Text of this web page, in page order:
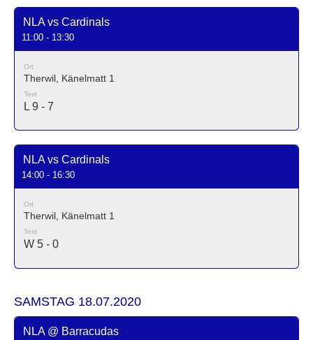
NLA vs Cardinals
11:00 - 13:30
Ort
Therwil, Känelmatt 1
Text
L 9 - 7
NLA vs Cardinals
14:00 - 16:30
Ort
Therwil, Känelmatt 1
Text
W 5 - 0
SAMSTAG 18.07.2020
NLA @ Barracudas